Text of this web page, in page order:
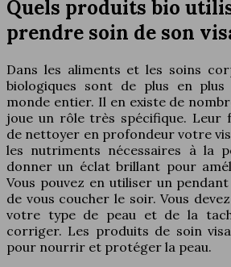
Quels produits bio
prendre soin de son
Dans les aliments et les soins
biologiques sont de plus en plus
monde entier. Il en existe de
joue un rôle très spécifique. Leur
de nettoyer en profondeur votre
les nutriments nécessaires à la
donner un éclat brillant pour
Vous pouvez en utiliser un
de vous coucher le soir. Vous
votre type de peau et de la
corriger. Les produits de soin
pour nourrir et protéger la peau.